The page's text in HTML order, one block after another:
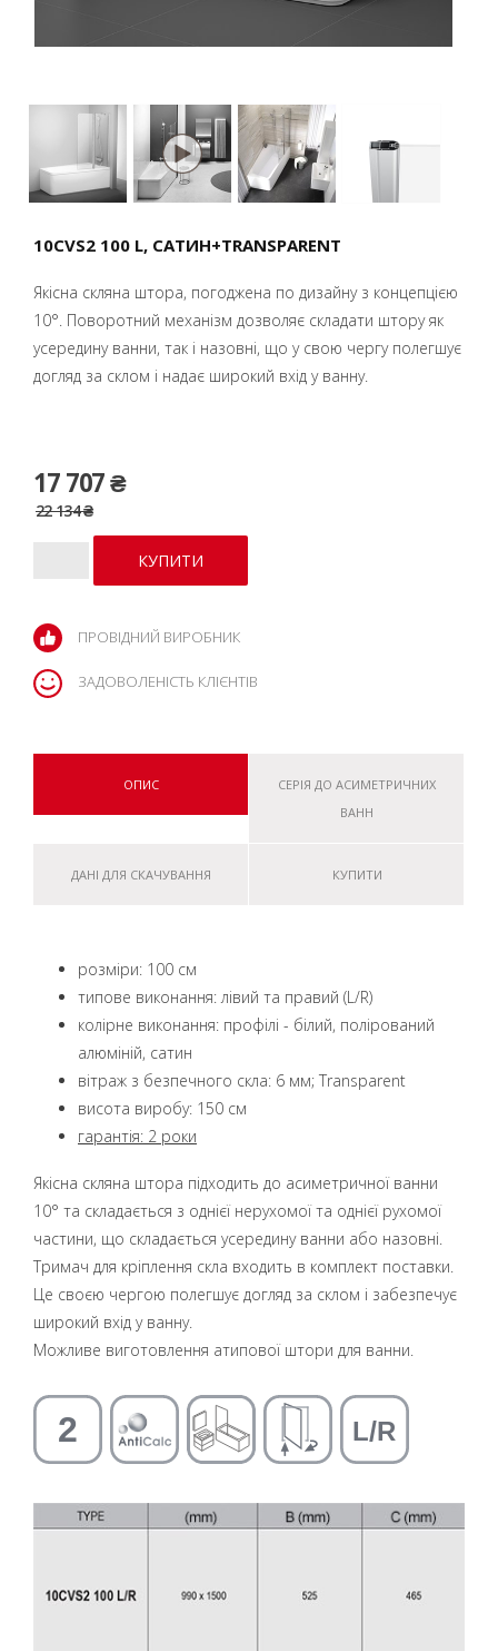
10CVS2 100 L, CАТИН+TRANSPARENT
Якісна скляна штора, погоджена по дизайну з концепцією
10°. Поворотний механізм дозволяє складати штору як
усередину ванни, так і назовні, що у свою чергу полегшує
догляд за склом і надає широкий вхід у ванну.
17 707 ₴
22 134 ₴
ПРОВІДНИЙ ВИРОБНИК
ЗАДОВОЛЕНІСТЬ КЛІЄНТІВ
ОПИС
СЕРІЯ ДО АСИМЕТРИЧНИХ
ВАНН
ДАНІ ДЛЯ СКАЧУВАННЯ КУПИТИ
розміри: 100 см
типове виконання: лівий та правий (L/R)
колірне виконання: профілі - білий, полірований
алюміній, сатин
вітраж з безпечного скла: 6 мм; Transparent
висота виробу: 150 см
гарантія: 2 роки
Якісна скляна штора підходить до асиметричної ванни
10° та складається з однієї нерухомої та однієї рухомої
частини, що складається усередину ванни або назовні.
Тримач для кріплення скла входить в комплект поставки.
Це своєю чергою полегшує догляд за склом і забезпечує
широкий вхід у ванну.
Можливе виготовлення атипової штори для ванни.